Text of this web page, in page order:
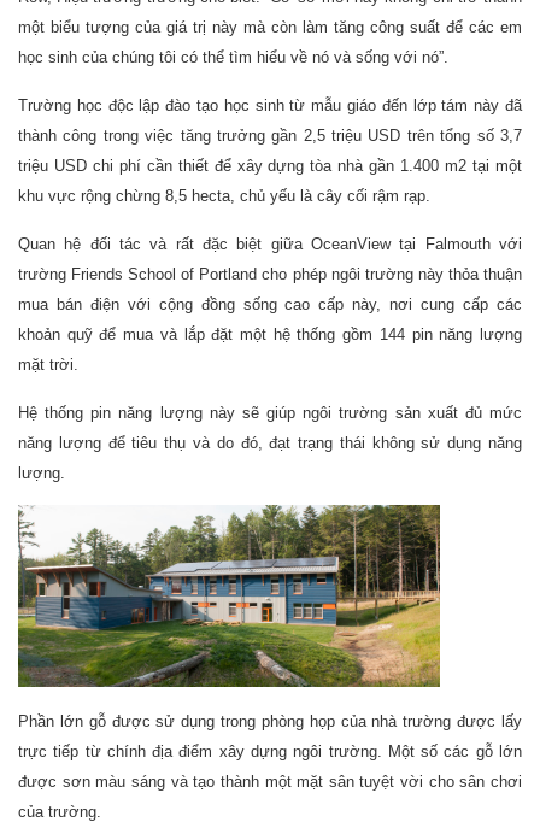
một biểu tượng của giá trị này mà còn làm tăng công suất để các em
học sinh của chúng tôi có thể tìm hiểu về nó và sống với nó”.
Trường học độc lập đào tạo học sinh từ mẫu giáo đến lớp tám này đã
thành công trong việc tăng trưởng gần 2,5 triệu USD trên tổng số 3,7
triệu USD chi phí cần thiết để xây dựng tòa nhà gần 1.400 m2 tại một
khu vực rộng chừng 8,5 hecta, chủ yếu là cây cối rậm rạp.
Quan hệ đối tác và rất đặc biệt giữa OceanView tại Falmouth với
trường Friends School of Portland cho phép ngôi trường này thỏa thuận
mua bán điện với cộng đồng sống cao cấp này, nơi cung cấp các
khoản quỹ để mua và lắp đặt một hệ thống gồm 144 pin năng lượng
mặt trời.
Hệ thống pin năng lượng này sẽ giúp ngôi trường sản xuất đủ mức
năng lượng để tiêu thụ và do đó, đạt trạng thái không sử dụng năng
lượng.
Phần lớn gỗ được sử dụng trong phòng họp của nhà trường được lấy
trực tiếp từ chính địa điểm xây dựng ngôi trường. Một số các gỗ lớn
được sơn màu sáng và tạo thành một mặt sân tuyệt vời cho sân chơi
của trường.